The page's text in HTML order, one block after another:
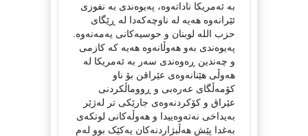
بە ئەمریکا ناداتەوە، پەیوەندی بە نفوزی
ئێرانەوە هەیە لە ناوچەکەدا لە ڕێگای
حزب اللە لوبنان و حوسیەکانی یەمەنەوە.
پەیوەندی بەو هەوڵانەوە هەیە کە کازمی
و چەندین ڕەوەندی سەر بە ئەمریکا لە
هەوڵی هێنانەوەی عێراقن بۆ ناو
کۆمەڵگای عەرەبی و ڕووماڵکردنی
عێراق و کۆکردنەوەی جارێکی تر لەژێر
بەیداخی نەتەوەییدا و هەوڵەکانی لوتکەی
بەغدا پێش هەڵبژاردنەکان یەکێک بوو لەم